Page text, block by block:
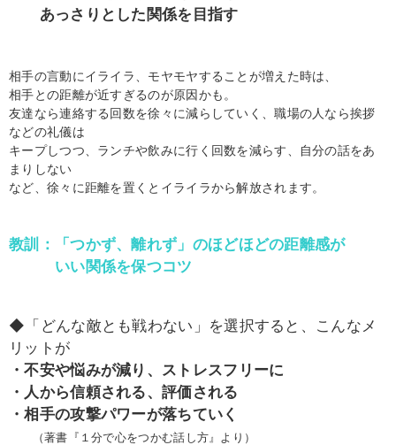
あっさりとした関係を目指す
相手の言動にイライラ、モヤモヤすることが増えた時は、
相手との距離が近すぎるのが原因かも。
友達なら連絡する回数を徐々に減らしていく、職場の人なら挨拶
などの礼儀は
キープしつつ、ランチや飲みに行く回数を減らす、自分の話をあ
まりしない
など、徐々に距離を置くとイライラから解放されます。
教訓：「つかず、離れず」のほどほどの距離感が
いい関係を保つコツ
◆「どんな敵とも戦わない」を選択すると、こんなメ
リットが
・不安や悩みが減り、ストレスフリーに
・人から信頼される、評価される
・相手の攻撃パワーが落ちていく
（著書『１分で心をつかむ話し方』より）